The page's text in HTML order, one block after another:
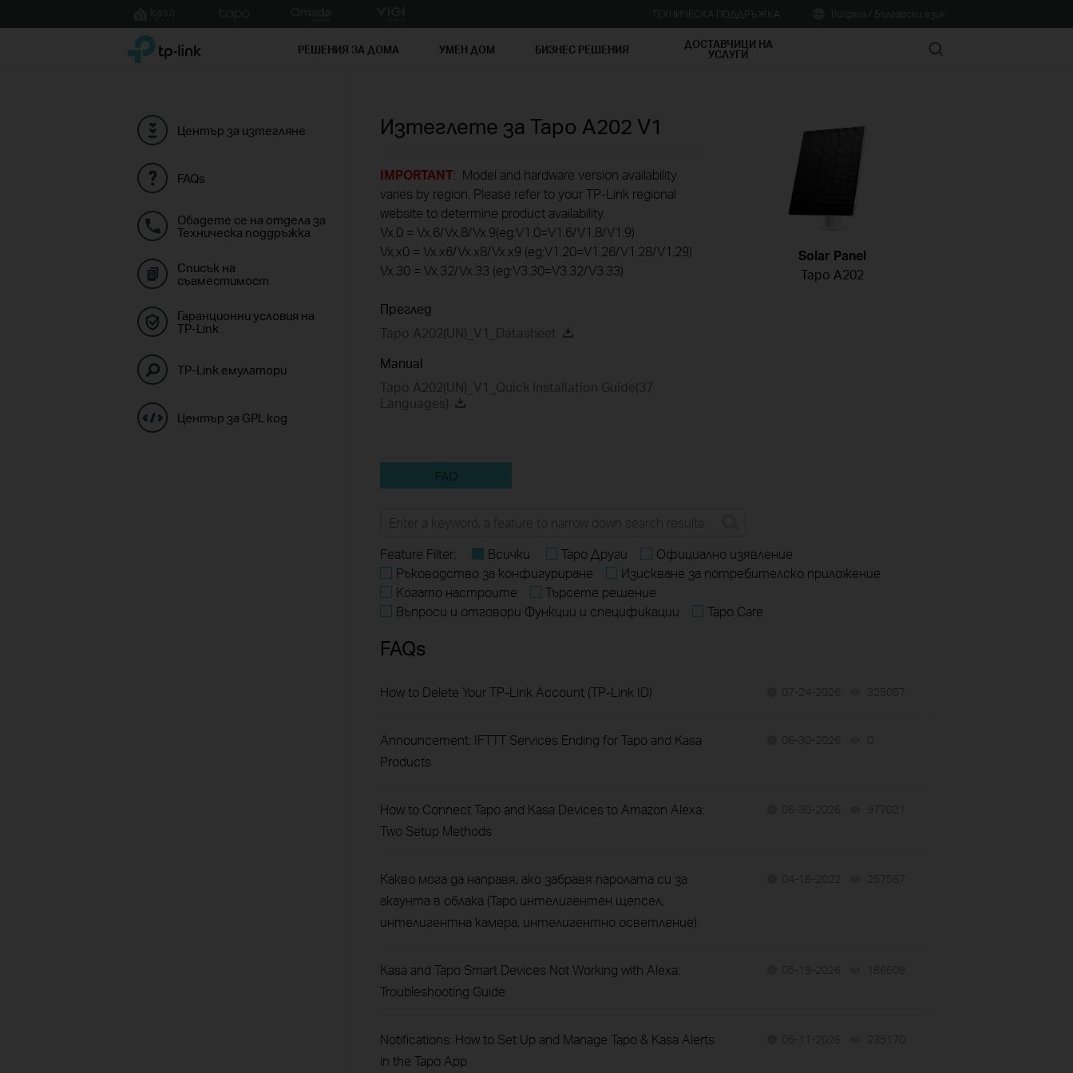
to
TP-Link, Reliably Smart РЕШЕНИЯ ЗА ДОМА УМЕН ДОМ БИЗНЕС РЕШЕНИЯ ДОСТАВЧИЦИ НА
УСЛУГИ Search
Център за изтегляне
FAQs
Обадете се на отдела за
Техническа поддръжка
Списък на
съвместимост
Гаранционни условия на
TP-Link
TP-Link емулатори
Център за GPL код
Изтеглете за Tapo A202 V1
IMPORTANT: Model and hardware version availability
varies by region. Please refer to your TP-Link regional
website to determine product availability.
Vx.0 = Vx.6/Vx.8/Vx.9(eg:V1.0=V1.6/V1.8/V1.9)
Vx.x0 = Vx.x6/Vx.x8/Vx.x9 (eg:V1.20=V1.26/V1.28/V1.29)
Vx.30 = Vx.32/Vx.33 (eg:V3.30=V3.32/V3.33)
Преглед
Tapo A202(UN)_V1_Datasheet
Manual
Tapo A202(UN)_V1_Quick Installation Guide(37
Languages)
Solar Panel
Tapo A202
FAQ
Feature Filter: Всички Tapo Други
Официално изявление
Ръководство за конфигуриране
Изискване за потребителско приложение
Когато настроите
Търсете решение
Въпроси и отговори Функции и спецификации
Tapo Care
FAQs
How to Delete Your TP-Link Account (TP-Link ID) 07-24-2026 325057
Announcement: IFTTT Services Ending for Tapo and Kasa
Products
06-30-2026 0
How to Connect Tapo and Kasa Devices to Amazon Alexa:
Two Setup Methods
06-30-2026 977021
Какво мога да направя, ако забравя паролата си за
акаунта в облака (Tapo интелигентен щепсел,
интелигентна камера, интелигентно осветление)
04-18-2022 257567
Kasa and Tapo Smart Devices Not Working with Alexa:
Troubleshooting Guide
05-19-2026 186609
Notifications: How to Set Up and Manage Tapo & Kasa Alerts
in the Tapo App
05-11-2026 235170